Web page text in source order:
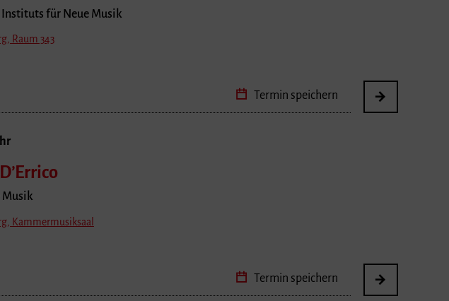
für Neue Musik
Raum 343
Termin speichern
Musik
Kammermusiksaal
Termin speichern